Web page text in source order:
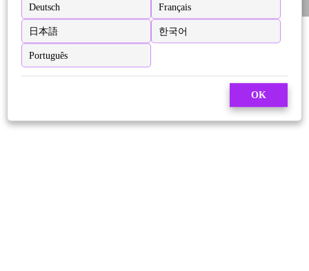
Deutsch Français
日本語 한국어
Português
OK